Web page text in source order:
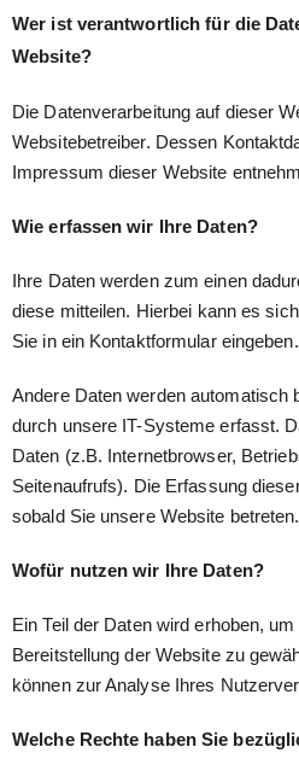
Wer ist verantwortlich für die
Website?
Die Datenverarbeitung auf dieser
Websitebetreiber. Dessen
Impressum dieser Website
Wie erfassen wir Ihre Daten?
Ihre Daten werden zum einen
diese mitteilen. Hierbei kann es
Sie in ein Kontaktformular eingeben.
Andere Daten werden automatisch
durch unsere IT-Systeme erfasst.
Daten (z.B. Internetbrowser,
Seitenaufrufs). Die Erfassung
sobald Sie unsere Website betreten.
Wofür nutzen wir Ihre Daten?
Ein Teil der Daten wird erhoben,
Bereitstellung der Website zu
können zur Analyse Ihres
Welche Rechte haben Sie